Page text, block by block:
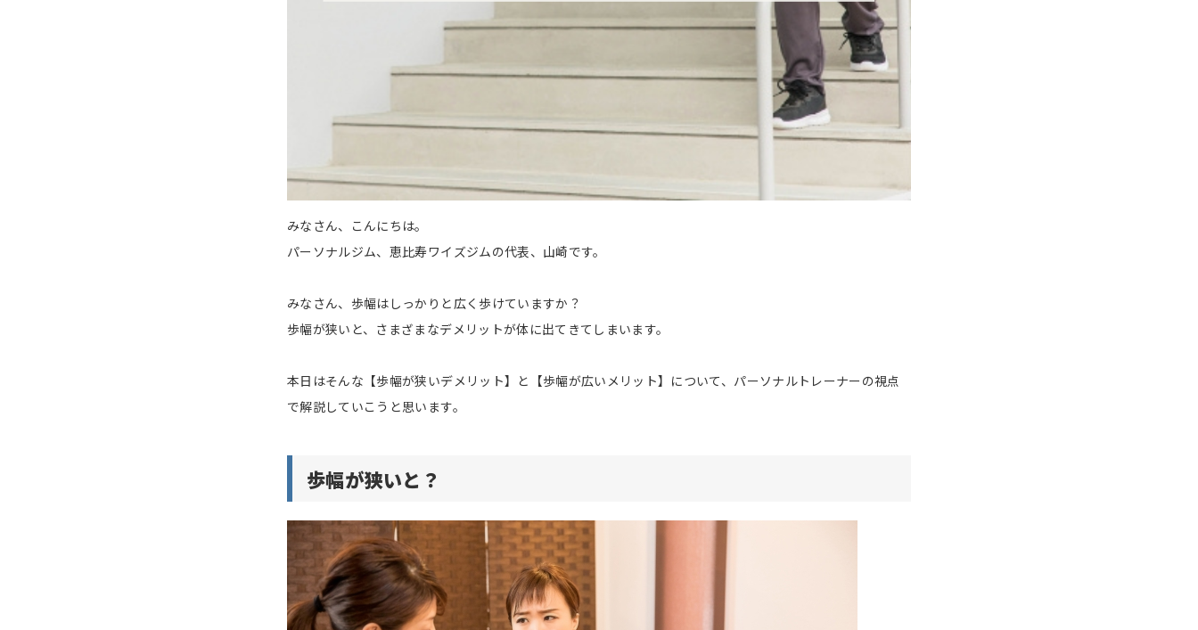
みなさん、こんにちは。
パーソナルジム、恵比寿ワイズジムの代表、山崎です。
みなさん、歩幅はしっかりと広く歩けていますか？
歩幅が狭いと、さまざまなデメリットが体に出てきてしまいます。
本日はそんな【歩幅が狭いデメリット】と【歩幅が広いメリット】について、パーソナルトレーナーの視点
で解説していこうと思います。
歩幅が狭いと？